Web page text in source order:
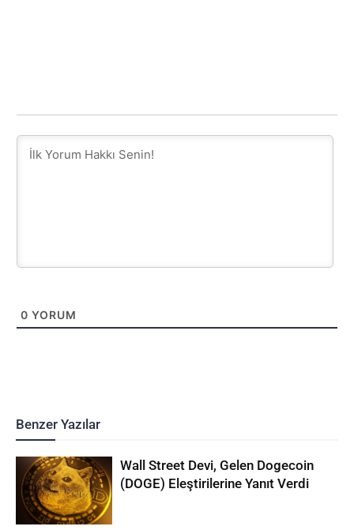
0 YORUM
Benzer Yazılar
Wall Street Devi, Gelen Dogecoin
(DOGE) Eleştirilerine Yanıt Verdi